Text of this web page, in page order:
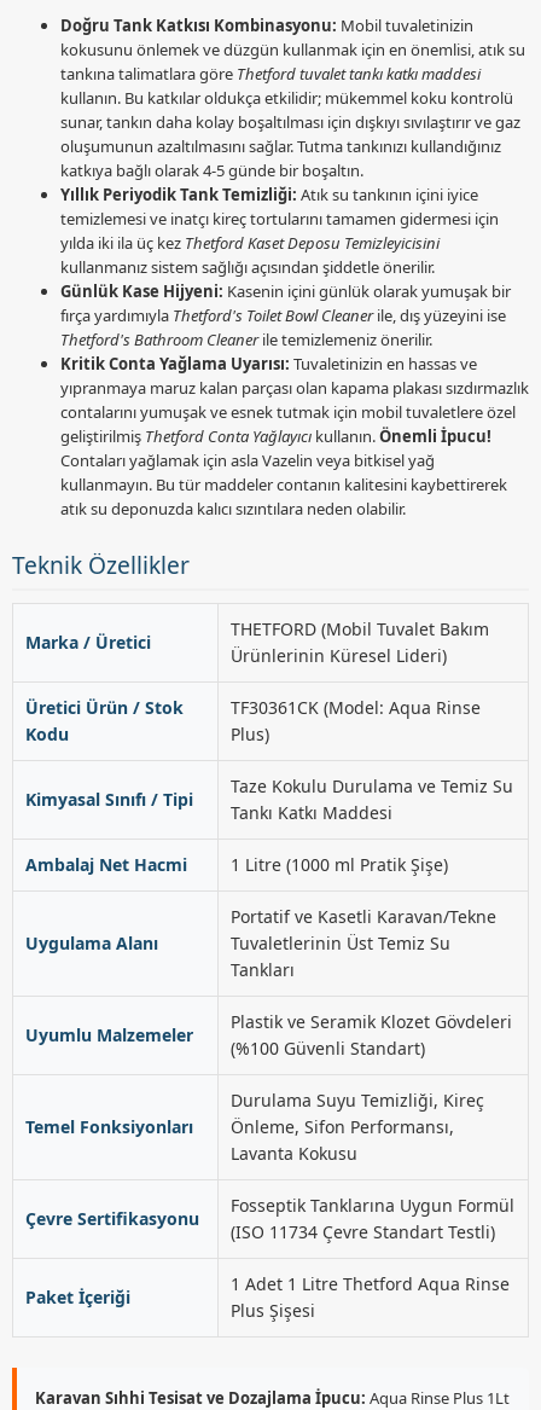
Doğru Tank Katkısı Kombinasyonu: Mobil tuvaletinizin
kokusunu önlemek ve düzgün kullanmak için en önemlisi, atık su
tankına talimatlara göre Thetford tuvalet tankı katkı maddesi
kullanın. Bu katkılar oldukça etkilidir; mükemmel koku kontrolü
sunar, tankın daha kolay boşaltılması için dışkıyı sıvılaştırır ve gaz
oluşumunun azaltılmasını sağlar. Tutma tankınızı kullandığınız
katkıya bağlı olarak 4-5 günde bir boşaltın.
Yıllık Periyodik Tank Temizliği: Atık su tankının içini iyice
temizlemesi ve inatçı kireç tortularını tamamen gidermesi için
yılda iki ila üç kez Thetford Kaset Deposu Temizleyicisini
kullanmanız sistem sağlığı açısından şiddetle önerilir.
Günlük Kase Hijyeni: Kasenin içini günlük olarak yumuşak bir
fırça yardımıyla Thetford's Toilet Bowl Cleanerile, dış yüzeyini ise
Thetford's Bathroom Cleanerile temizlemeniz önerilir.
Kritik Conta Yağlama Uyarısı: Tuvaletinizin en hassas ve
yıpranmaya maruz kalan parçası olan kapama plakası sızdırmazlık
contalarını yumuşak ve esnek tutmak için mobil tuvaletlere özel
geliştirilmiş Thetford Conta Yağlayıcı kullanın.Önemli İpucu!
Contaları yağlamak için asla Vazelin veya bitkisel yağ
kullanmayın. Bu tür maddeler contanın kalitesini kaybettirerek
atık su deponuzda kalıcı sızıntılara neden olabilir.
Teknik Özellikler
Marka / Üretici
THETFORD (Mobil Tuvalet Bakım
Ürünlerinin Küresel Lideri)
Üretici Ürün / Stok
Kodu
TF30361CK (Model: Aqua Rinse
Plus)
Kimyasal Sınıfı / Tipi
Taze Kokulu Durulama ve Temiz Su
Tankı Katkı Maddesi
Ambalaj Net Hacmi 1 Litre (1000 ml Pratik Şişe)
Uygulama Alanı
Portatif ve Kasetli Karavan/Tekne
Tuvaletlerinin Üst Temiz Su
Tankları
Uyumlu Malzemeler
Plastik ve Seramik Klozet Gövdeleri
(%100 Güvenli Standart)
Temel Fonksiyonları
Durulama Suyu Temizliği, Kireç
Önleme, Sifon Performansı,
Lavanta Kokusu
Çevre Sertifikasyonu
Fosseptik Tanklarına Uygun Formül
(ISO 11734 Çevre Standart Testli)
Paket İçeriği
1 Adet 1 Litre Thetford Aqua Rinse
Plus Şişesi
Karavan Sıhhi Tesisat ve Dozajlama İpucu: Aqua Rinse Plus 1Lt